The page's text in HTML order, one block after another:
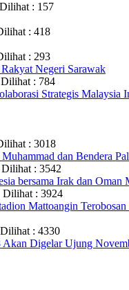
: 157
: 418
: 293
Negeri Sarawak
: 784
Strategis Malaysia
: 3018
dan Bendera
: 3542
bersama Irak dan Oman
: 3924
Mattoangin
: 4330
Akan Digelar Ujung